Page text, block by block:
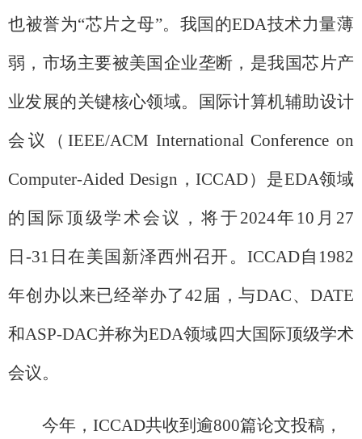
也被誉为“芯片之母”。我国的EDA技术力量薄
弱，市场主要被美国企业垄断，是我国芯片产
业发展的关键核心领域。国际计算机辅助设计
会议（ IEEE/ACM International Conference on
Computer-Aided Design ，ICCAD）是EDA领域
的国际顶级学术会议，将于 2024年 10 月 27
日-31 日在美国新泽西州召开。 ICCAD自 1982
年创办以来已经举办了42届，与DAC、 DATE
和ASP-DAC并称为EDA领域四大国际顶级学术
会议。
今年，ICCAD共收到逾800篇论文投稿，